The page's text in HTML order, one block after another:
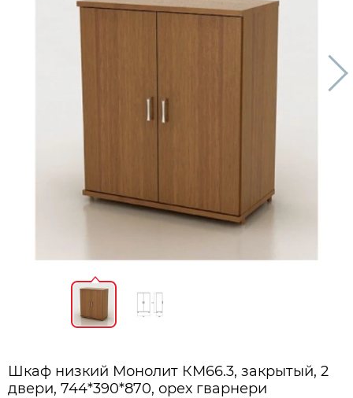
Шкаф низкий Монолит КМ66.3, закрытый, 2
двери, 744*390*870, орех гварнери